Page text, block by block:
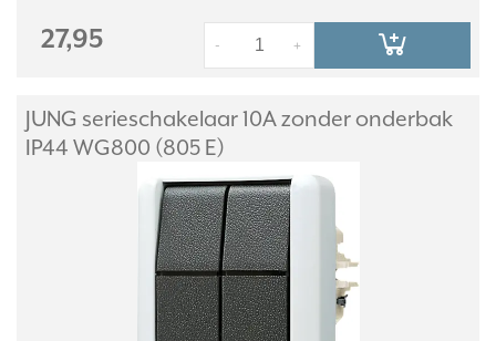
27,95 +
-
JUNG serieschakelaar 10A zonder onderbak
IP44 WG800 (805 E)